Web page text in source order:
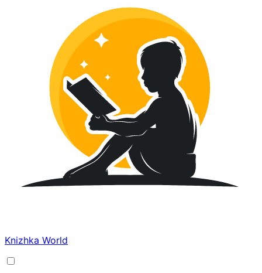
Knizhka World